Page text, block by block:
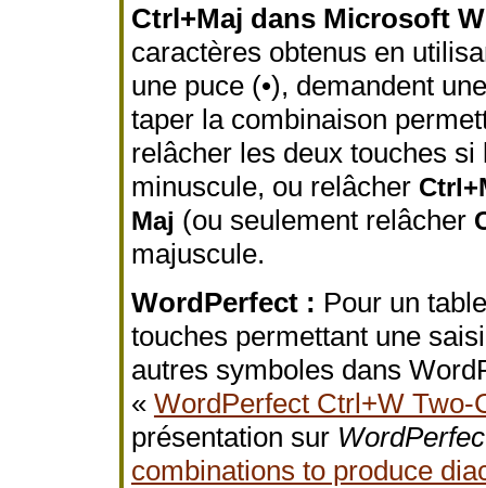
Ctrl+Maj dans Microsoft
caractères obtenus en
une puce (•), demandent
taper la combinaison
relâcher les deux touches
minuscule, ou relâcher
Maj (ou seulement relâcher
majuscule.
WordPerfect : Pour un
touches permettant une
autres symboles dans
« WordPerfect Ctrl+W
présentation sur
combinations to produce